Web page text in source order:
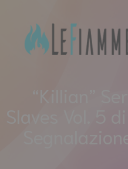
contenuto
Slaves Vol. 5